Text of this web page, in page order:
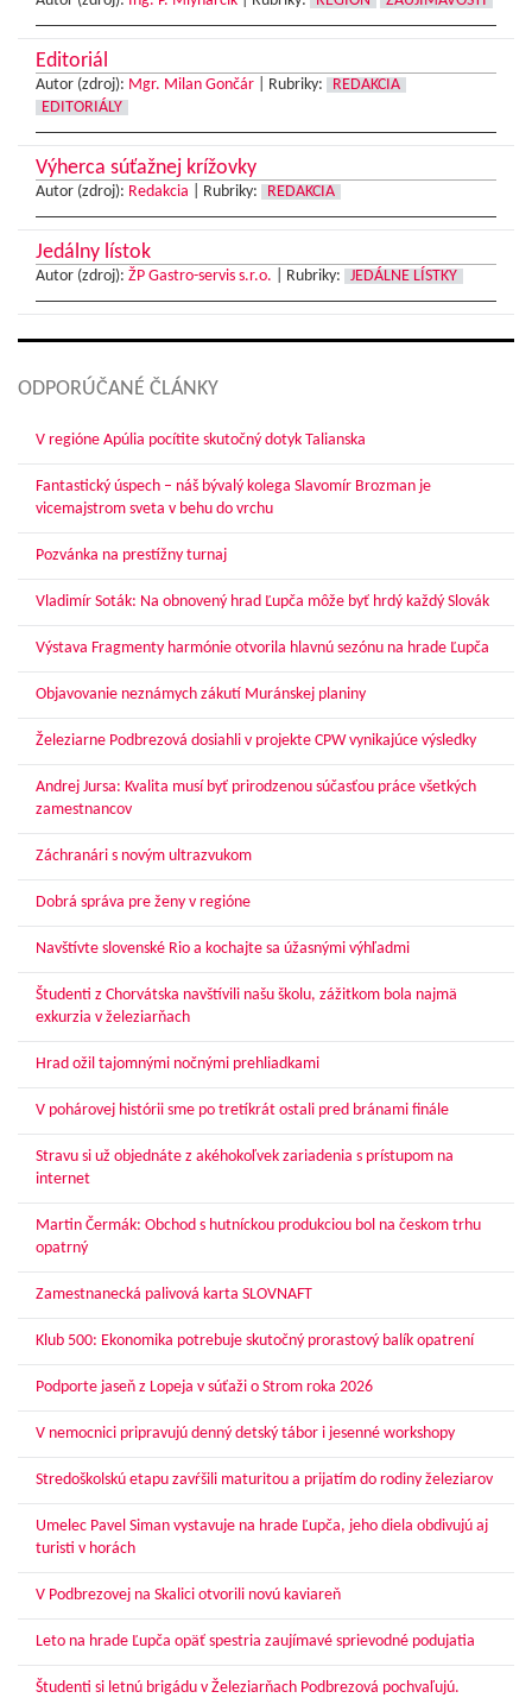
Editoriál
Autor (zdroj): Mgr. Milan Gončár Rubriky:
REDAKCIA
EDITORIÁLY
Výherca súťažnej krížovky
Autor (zdroj): Redakcia Rubriky: REDAKCIA
Jedálny lístok
Autor (zdroj): ŽP Gastro-servis s.r.o. Rubriky: JEDÁLNE LÍSTKY
ODPORÚČANÉ ČLÁNKY
V regióne Apúlia pocítite skutočný dotyk Talianska
Fantastický úspech – náš bývalý kolega Slavomír Brozman je
vicemajstrom sveta v behu do vrchu
Pozvánka na prestížny turnaj
Vladimír Soták: Na obnovený hrad Ľupča môže byť hrdý každý Slovák
Výstava Fragmenty harmónie otvorila hlavnú sezónu na hrade Ľupča
Objavovanie neznámych zákutí Muránskej planiny
Železiarne Podbrezová dosiahli v projekte CPW vynikajúce výsledky
Andrej Jursa: Kvalita musí byť prirodzenou súčasťou práce všetkých
zamestnancov
Záchranári s novým ultrazvukom
Dobrá správa pre ženy v regióne
Navštívte slovenské Rio a kochajte sa úžasnými výhľadmi
Študenti z Chorvátska navštívili našu školu, zážitkom bola najmä
exkurzia v železiarňach
Hrad ožil tajomnými nočnými prehliadkami
V pohárovej histórii sme po tretíkrát ostali pred bránami finále
Stravu si už objednáte z akéhokoľvek zariadenia s prístupom na
internet
Martin Čermák: Obchod s hutníckou produkciou bol na českom trhu
opatrný
Zamestnanecká palivová karta SLOVNAFT
Klub 500: Ekonomika potrebuje skutočný prorastový balík opatrení
Podporte jaseň z Lopeja v súťaži o Strom roka 2026
V nemocnici pripravujú denný detský tábor i jesenné workshopy
Stredoškolskú etapu zavŕšili maturitou a prijatím do rodiny železiarov
Umelec Pavel Siman vystavuje na hrade Ľupča, jeho diela obdivujú aj
turisti v horách
V Podbrezovej na Skalici otvorili novú kaviareň
Leto na hrade Ľupča opäť spestria zaujímavé sprievodné podujatia
Študenti si letnú brigádu v Železiarňach Podbrezová pochvaľujú.